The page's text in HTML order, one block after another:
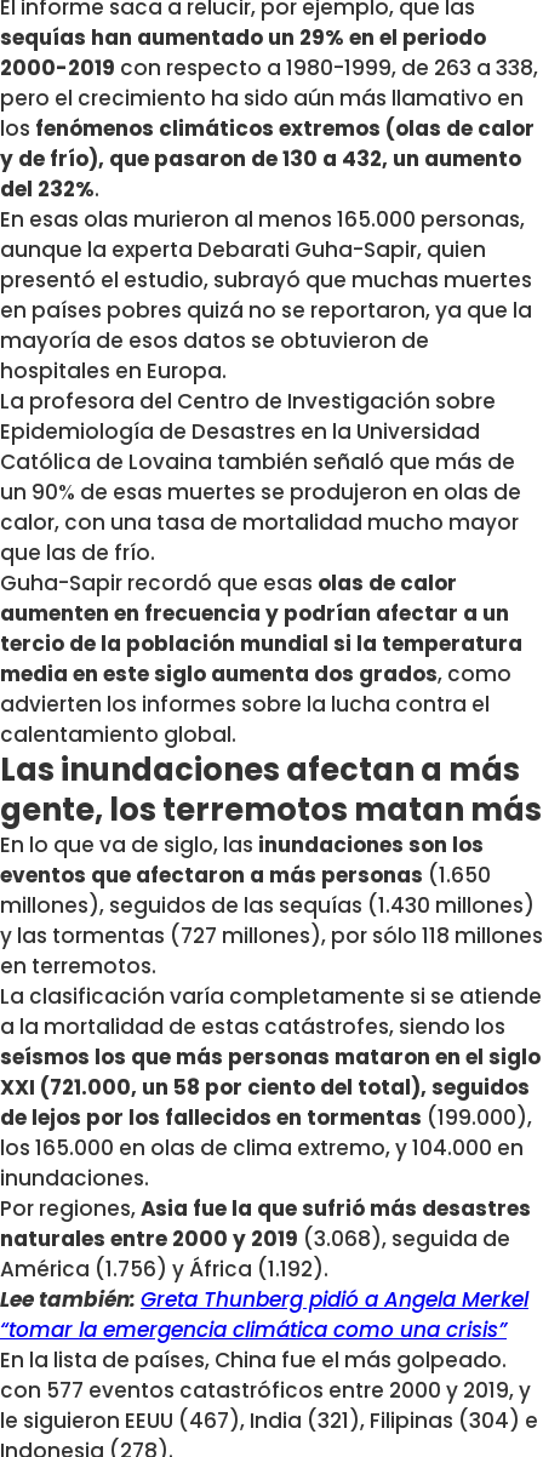
El informe saca a relucir, por ejemplo, que las
sequías han aumentado un 29% en el periodo
2000-2019 con respecto a 1980-1999, de 263 a 338,
pero el crecimiento ha sido aún más llamativo en
los fenómenos climáticos extremos (olas de calor
y de frío), que pasaron de 130 a 432, un aumento
del 232%.
En esas olas murieron al menos 165.000 personas,
aunque la experta Debarati Guha-Sapir, quien
presentó el estudio, subrayó que muchas muertes
en países pobres quizá no se reportaron, ya que la
mayoría de esos datos se obtuvieron de
hospitales en Europa.
La profesora del Centro de Investigación sobre
Epidemiología de Desastres en la Universidad
Católica de Lovaina también señaló que más de
un 90% de esas muertes se produjeron en olas de
calor, con una tasa de mortalidad mucho mayor
que las de frío.
Guha-Sapir recordó que esas olas de calor
aumenten en frecuencia y podrían afectar a un
tercio de la población mundial si la temperatura
media en este siglo aumenta dos grados, como
advierten los informes sobre la lucha contra el
calentamiento global.
Las inundaciones afectan a más
gente, los terremotos matan más
En lo que va de siglo, las inundaciones son los
eventos que afectaron a más personas (1.650
millones), seguidos de las sequías (1.430 millones)
y las tormentas (727 millones), por sólo 118 millones
en terremotos.
La clasificación varía completamente si se atiende
a la mortalidad de estas catástrofes, siendo los
seísmos los que más personas mataron en el siglo
XXI (721.000, un 58 por ciento del total), seguidos
de lejos por los fallecidos en tormentas (199.000),
los 165.000 en olas de clima extremo, y 104.000 en
inundaciones.
Por regiones,Asia fue la que sufrió más desastres
naturales entre 2000 y 2019 (3.068), seguida de
América (1.756) y África (1.192).
Lee también: Greta Thunberg pidió a Angela Merkel
“tomar la emergencia climática como una crisis”
En la lista de países, China fue el más golpeado.
con 577 eventos catastróficos entre 2000 y 2019, y
le siguieron EEUU (467), India (321), Filipinas (304) e
Indonesia (278).